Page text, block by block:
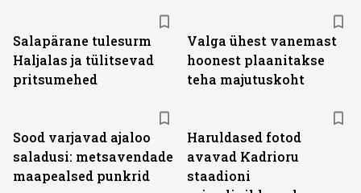
Salapärane tulesurm
Haljalas ja tülitsevad
pritsumehed
Valga ühest vanemast
hoonest plaanitakse
teha majutuskoht
Sood varjavad ajaloo
saladusi: metsavendade
maapealsed punkrid
Haruldased fotod
avavad Kadrioru
staadioni